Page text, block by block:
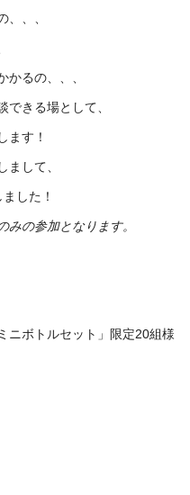
、、、
かるの、、、
きる場として、
ます！
して、
した！
の参加となります。
ニボトルセット」限定20組様